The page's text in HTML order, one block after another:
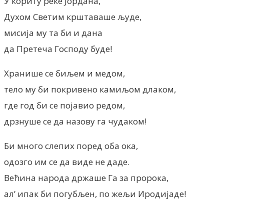
Духом Светим крштаваше људе,
мисија му та би и дана
да Претеча Господу буде!
Хранише се биљем и медом,
тело му би покривено камиљом длаком,
где год би се појавио редом,
дрзнуше се да назову га чудаком!
Би много слепих поред оба ока,
одозго им се да виде не даде.
Већина народа држаше Га за пророка,
ал’ ипак би погубљен, по жељи Иродијаде!